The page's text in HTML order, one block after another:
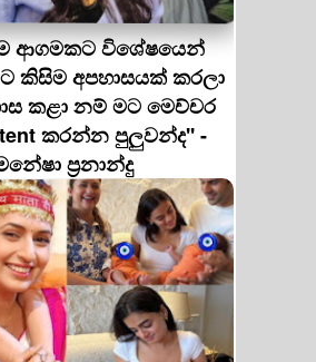
ආගමකට විශේෂයෙන්
කිසිම අපහාසයක් කරලා
කළා නම් මට මෙච්චර
කරන්න පුලුවන්ද'' -
ප්‍රනාන්දු